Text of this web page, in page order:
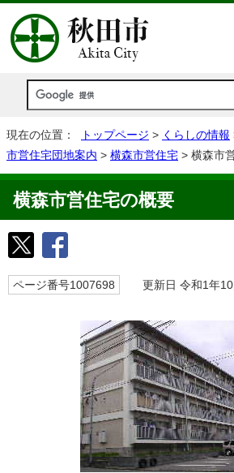
現在の位置： トップページ > くらしの情報
市営住宅団地案内 > 横森市営住宅 > 横森市
横森市営住宅の概要
ページ番号1007698 更新日 令和1年10